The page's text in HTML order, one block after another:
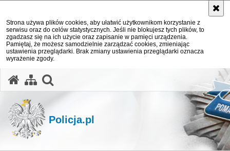
Strona używa plików cookies, aby ułatwić użytkownikom korzystanie z
serwisu oraz do celów statystycznych. Jeśli nie blokujesz tych plików, to
zgadzasz się na ich użycie oraz zapisanie w pamięci urządzenia.
Pamiętaj, że możesz samodzielnie zarządzać cookies, zmieniając
ustawienia przeglądarki. Brak zmiany ustawienia przeglądarki oznacza
wyrażenie zgody.
Policja.pl